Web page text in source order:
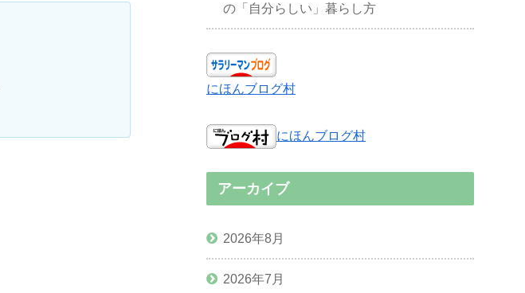
の「自分らしい」暮らし方
にほんブログ村
にほんブログ村
アーカイブ
2026年8月
2026年7月